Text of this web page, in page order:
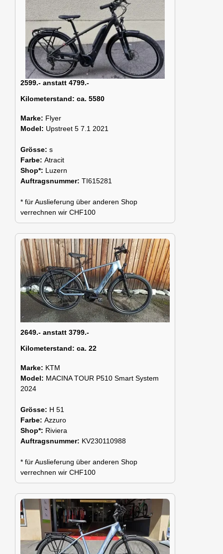
2599.- anstatt 4799.-
Kilometerstand: ca. 5580
Marke: Flyer
Model: Upstreet 5 7.1 2021
Grösse: s
Farbe: Atracit
Shop*: Luzern
Auftragsnummer: TI615281
* für Auslieferung über anderen Shop
verrechnen wir CHF100
2649.- anstatt 3799.-
Kilometerstand: ca. 22
Marke: KTM
Model: MACINA TOUR P510 Smart System
2024
Grösse: H 51
Farbe: Azzuro
Shop*: Riviera
Auftragsnummer: KV230110988
* für Auslieferung über anderen Shop
verrechnen wir CHF100